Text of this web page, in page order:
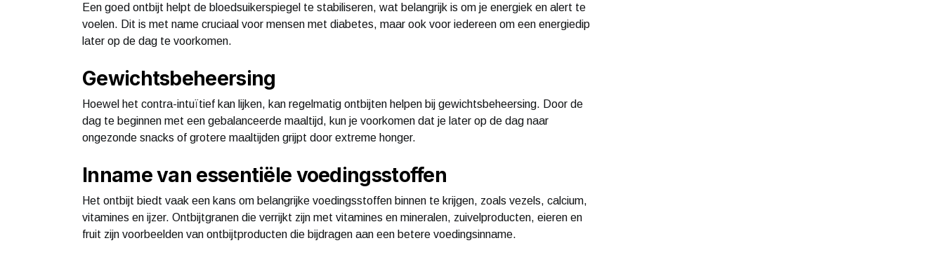
Een goed ontbijt helpt de bloedsuikerspiegel te stabiliseren, wat belangrijk is om je energiek en alert te
voelen. Dit is met name cruciaal voor mensen met diabetes, maar ook voor iedereen om een energiedip
later op de dag te voorkomen.
Gewichtsbeheersing
Hoewel het contra-intuïtief kan lijken, kan regelmatig ontbijten helpen bij gewichtsbeheersing. Door de
dag te beginnen met een gebalanceerde maaltijd, kun je voorkomen dat je later op de dag naar
ongezonde snacks of grotere maaltijden grijpt door extreme honger.
Inname van essentiële voedingsstoffen
Het ontbijt biedt vaak een kans om belangrijke voedingsstoffen binnen te krijgen, zoals vezels, calcium,
vitamines en ijzer. Ontbijtgranen die verrijkt zijn met vitamines en mineralen, zuivelproducten, eieren en
fruit zijn voorbeelden van ontbijtproducten die bijdragen aan een betere voedingsinname.